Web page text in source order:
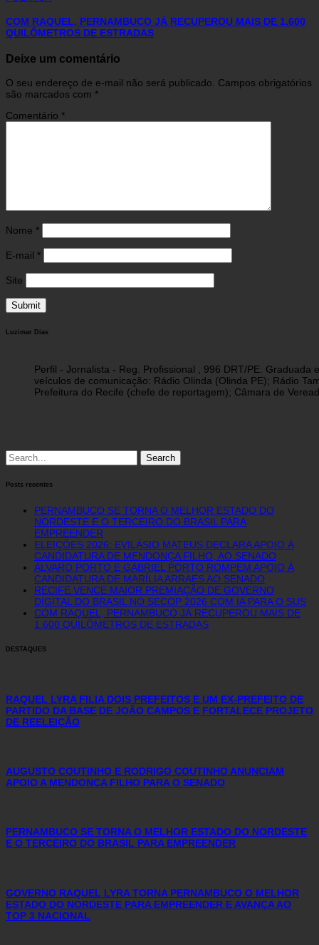
COM RAQUEL, PERNAMBUCO JÁ RECUPEROU MAIS DE 1.600
QUILÔMETROS DE ESTRADAS
Deixe um comentário
O seu endereço de e-mail não será publicado. Campos obrigatórios
são marcados com *
Comentário *
Nome *
E-mail *
Site
Luzimar Dias
Perfil - Jornalista - Reg. Profissional , 996 DRT/PE.
veículos de comunicação: Rádio Olinda (Olinda PE); Rádio
Prefeitura do Recife (chefe de reportagem); Câmara de
Search
for:
Posts recentes
PERNAMBUCO SE TORNA O MELHOR ESTADO DO
NORDESTE E O TERCEIRO DO BRASIL PARA
EMPREENDER
ELEIÇÕES 2026: EVILÁSIO MATEUS DECLARA APOIO À
CANDIDATURA DE MENDONÇA FILHO, AO SENADO
ÁLVARO PORTO E GABRIEL PORTO ROMPEM APOIO À
CANDIDATURA DE MARÍLIA ARRAES AO SENADO
RECIFE VENCE MAIOR PREMIAÇÃO DE GOVERNO
DIGITAL DO BRASIL NO SECOP 2026 COM IA PARA O SUS
COM RAQUEL, PERNAMBUCO JÁ RECUPEROU MAIS DE
1.600 QUILÔMETROS DE ESTRADAS
DESTAQUES
RAQUEL LYRA FILIA DOIS PREFEITOS E UM EX-PREFEITO DE
PARTIDO DA BASE DE JOÃO CAMPOS E FORTALECE PROJETO
DE REELEIÇÃO
AUGUSTO COUTINHO E RODRIGO COUTINHO ANUNCIAM
APOIO A MENDONÇA FILHO PARA O SENADO
PERNAMBUCO SE TORNA O MELHOR ESTADO DO NORDESTE
E O TERCEIRO DO BRASIL PARA EMPREENDER
GOVERNO RAQUEL LYRA TORNA PERNAMBUCO O MELHOR
ESTADO DO NORDESTE PARA EMPREENDER E AVANÇA AO
TOP 3 NACIONAL